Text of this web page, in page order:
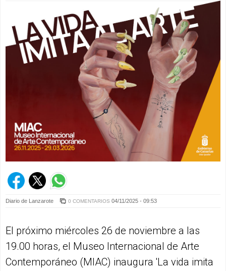
Diario de Lanzarote 0 COMENTARIOS 04/11/2025 - 09:53
El próximo miércoles 26 de noviembre a las
19.00 horas, el Museo Internacional de Arte
Contemporáneo (MIAC) inaugura 'La vida imita